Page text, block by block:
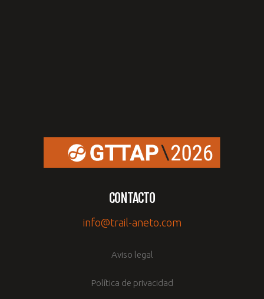
CONTACTO
info@trail-aneto.com
Aviso legal
Política de privacidad